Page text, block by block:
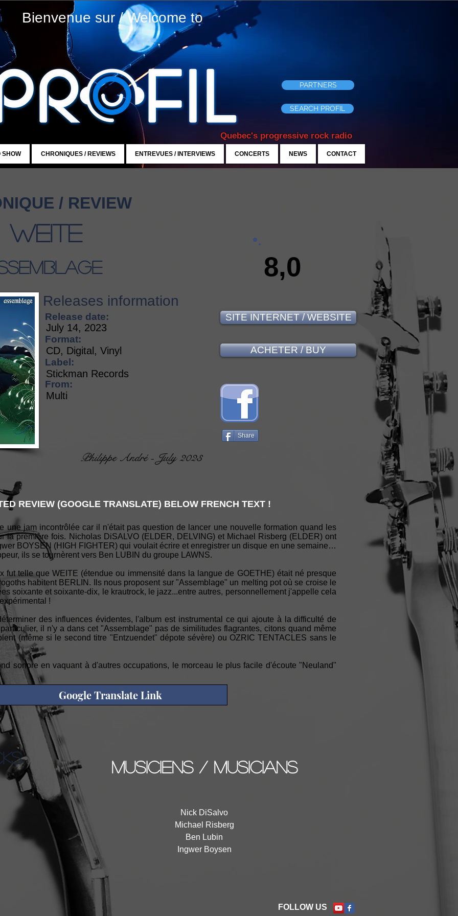
Bienvenue sur / Welcome to
Quebec's progressive rock radio
SEARCH PROFIL
PARTNERS
SHOW CHRONIQUES / REVIEWS ENTREVUES / INTERVIEWS CONCERTS NEWS CONTACT
/ REVIEW
Weite
Releases information
Release date:
July 14, 2023
Format:
CD, Digital, Vinyl
Label:
From:
Stickman Records
Multi
Philippe André - July 2023
8,0
SITE INTERNET / WEBSITE
ACHETER / BUY
Share
REVIEW (GOOGLE TRANSLATE) BELOW FRENCH TEXT !
une jam incontrôlée car il n'était pas question de lancer une nouvelle formation quand les
la première fois. Nicholas DiSALVO (ELDER, DELVING) et Michael Risberg (ELDER) ont
BOYSEN (HIGH FIGHTER) qui voulait écrire et enregistrer un disque en une semaine…
ils se tournèrent vers Ben LUBIN du groupe LAWNS.
fut telle que WEITE (étendue ou immensité dans la langue de GOETHE) était né presque
habitent BERLIN. Ils nous proposent sur "Assemblage" un melting pot où se croise le
soixante et soixante-dix, le krautrock, le jazz...entre autres, personnellement j'appelle cela
!
des influences évidentes, l'album est instrumental ce qui ajoute à la difficulté de
il n'y a dans cet "Assemblage" pas de similitudes flagrantes, citons quand même
(même si le second titre "Entzuendet" dépote sévère) ou OZRIC TENTACLES sans le
sonore en vaquant à d'autres occupations, le morceau le plus facile d'écoute "Neuland"
Google Translate Link
Nick DiSalvo
Michael Risberg
Ben Lubin
Ingwer Boysen
musiciens / musicians
FOLLOW US